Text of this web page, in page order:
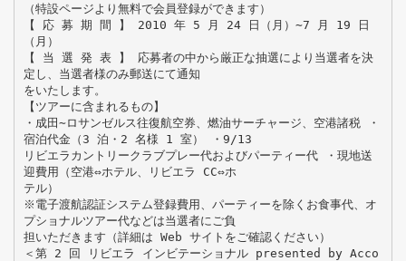
（特設ページより無料で会員登録ができます）
【 応 募 期 間 】 2010 年 5 月 24 日（月）∼7 月 19 日
（月）
【 当 選 発 表 】 応募者の中から厳正な抽選により当選者を決
定し、当選者様のみ郵送にて通知
をいたします。
【ツアーに含まれるもの】
・成田∼ロサンゼルス往復航空券、燃油サーチャージ、空港諸税 ・
宿泊代金（3 泊・2 名様 1 室） ・9/13
リビエラカントリークラブプレー代およびパーティー代 ・現地送
迎費用（空港⇔ホテル、リビエラ CC⇔ホ
テル）
※電子渡航認証システム登録費用、パーティーを除くお食事代、オ
プショナルツアー代などは当選者にご負
担いただきます（詳細は Web サイトをご確認ください）
＜第 2 回 リビエラ インビテーショナル presented by Acco